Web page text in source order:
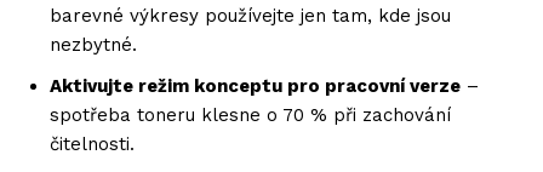
barevné výkresy používejte jen tam, kde jsou
nezbytné.
Aktivujte režim konceptu pro pracovníverze –
spotřeba toneru klesne o 70 % při zachování
čitelnosti.